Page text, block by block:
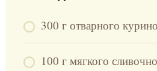
300 г отварного
100 г мягкого